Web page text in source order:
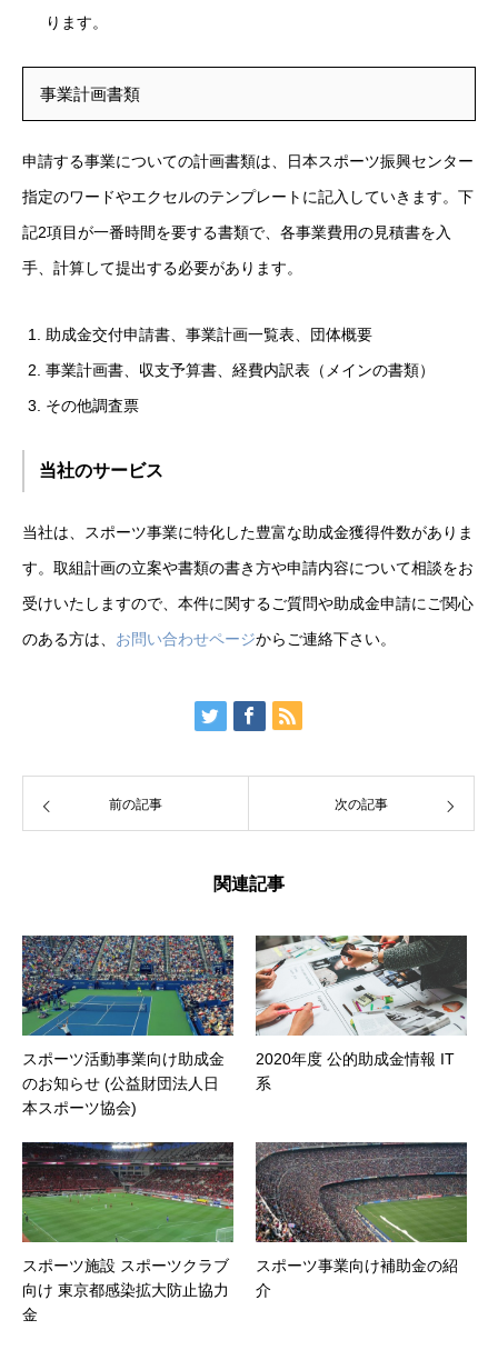
ります。
事業計画書類
申請する事業についての計画書類は、日本スポーツ振興センター
指定のワードやエクセルのテンプレートに記入していきます。下
記2項目が一番時間を要する書類で、各事業費用の見積書を入
手、計算して提出する必要があります。
助成金交付申請書、事業計画一覧表、団体概要
事業計画書、収支予算書、経費内訳表（メインの書類）
その他調査票
当社のサービス
当社は、スポーツ事業に特化した豊富な助成金獲得件数がありま
す。取組計画の立案や書類の書き方や申請内容について相談をお
受けいたしますので、本件に関するご質問や助成金申請にご関心
のある方は、 お問い合わせページからご連絡下さい。
前の記事 次の記事
関連記事
スポーツ活動事業向け助成金
のお知らせ (公益財団法人日
本スポーツ協会)
2020年度 公的助成金情報 IT
系
スポーツ施設 スポーツクラブ
向け 東京都感染拡大防止協力
金
スポーツ事業向け補助金の紹
介